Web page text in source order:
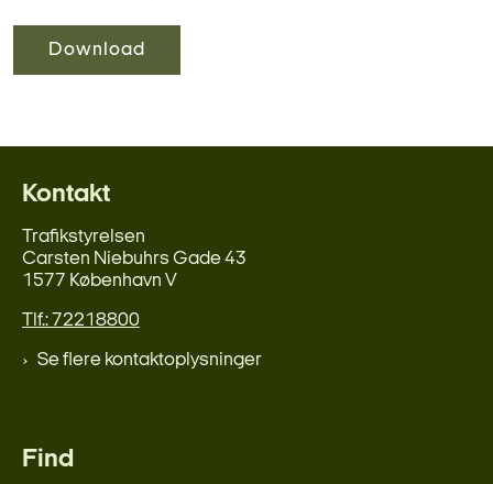
Download
Kontakt
Trafikstyrelsen
Carsten Niebuhrs Gade 43
1577 København V
Tlf.: 72218800
Se flere kontaktoplysninger
Find